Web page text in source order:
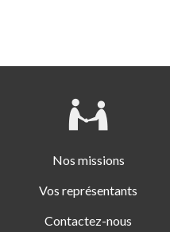
Nos missions
Vos représentants
Contactez-nous